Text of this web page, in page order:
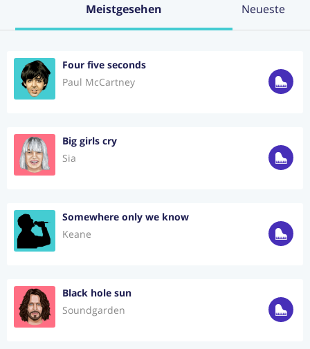
Meistgesehen Neueste
Four five seconds
Paul McCartney
Big girls cry
Sia
Somewhere only we know
Keane
Black hole sun
Soundgarden